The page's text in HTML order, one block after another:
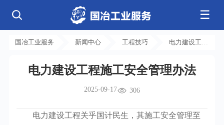
☰
公司简介
发展历程
核心业务
电气工程
钢结构工程
净化工程
弱电工程
消防工程
基控电箱
工程案例
芯片 • 半导体
人工智能 • 机器人
量子 • 脑机
其它
新闻中心
工程技巧
机电知识
国冶工业服务 新闻中心 工程技巧
电力建设工程
办法
电力建设工程施工安全管理办法
2025-09-17 306
电力建设工程关乎国计民生，其施工安全管理至